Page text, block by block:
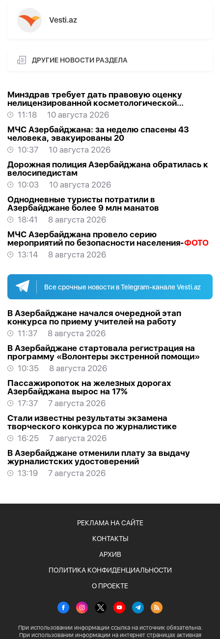
Vesti.az
ДРУГИЕ НОВОСТИ РАЗДЕЛА
Минздрав требует дать правовую оценку
нелицензированной косметологической
деятельности
11:18
10 августа 2026
МЧС Азербайджана: за неделю спасены 43
человека, эвакуированы 20
10:37
10 августа 2026
Дорожная полиция Азербайджана обратилась к
велосипедистам
10:03
10 августа 2026
Однодневные туристы потратили в
Азербайджане более 9 млн манатов
18:41
8 августа 2026
МЧС Азербайджана провело серию
мероприятий по безопасности населения-ФОТО
13:14
8 августа 2026
Все срочные новости в Telegram-канале Vesti.az
В Азербайджане начался очередной этап
конкурса по приему учителей на работу
11:37
8 августа 2026
В Азербайджане стартовала регистрация на
программу «Волонтеры экстренной помощи»
10:35
8 августа 2026
Пассажиропоток на железных дорогах
Азербайджана вырос на 17%
17:37
7 августа 2026
Стали известны результаты экзамена
творческого конкурса по журналистике
16:25
7 августа 2026
В Азербайджане отменили плату за выдачу
журналистских удостоверений
13:19
7 августа 2026
РЕКЛАМА НА САЙТЕ
КОНТАКТЫ
АРХИВ
ПОЛИТИКА КОНФИДЕНЦИАЛЬНОСТИ
О ПРОЕКТЕ
При использовании информации ссылка на источник обязательна.
При использовании информации на интернет страницах активная